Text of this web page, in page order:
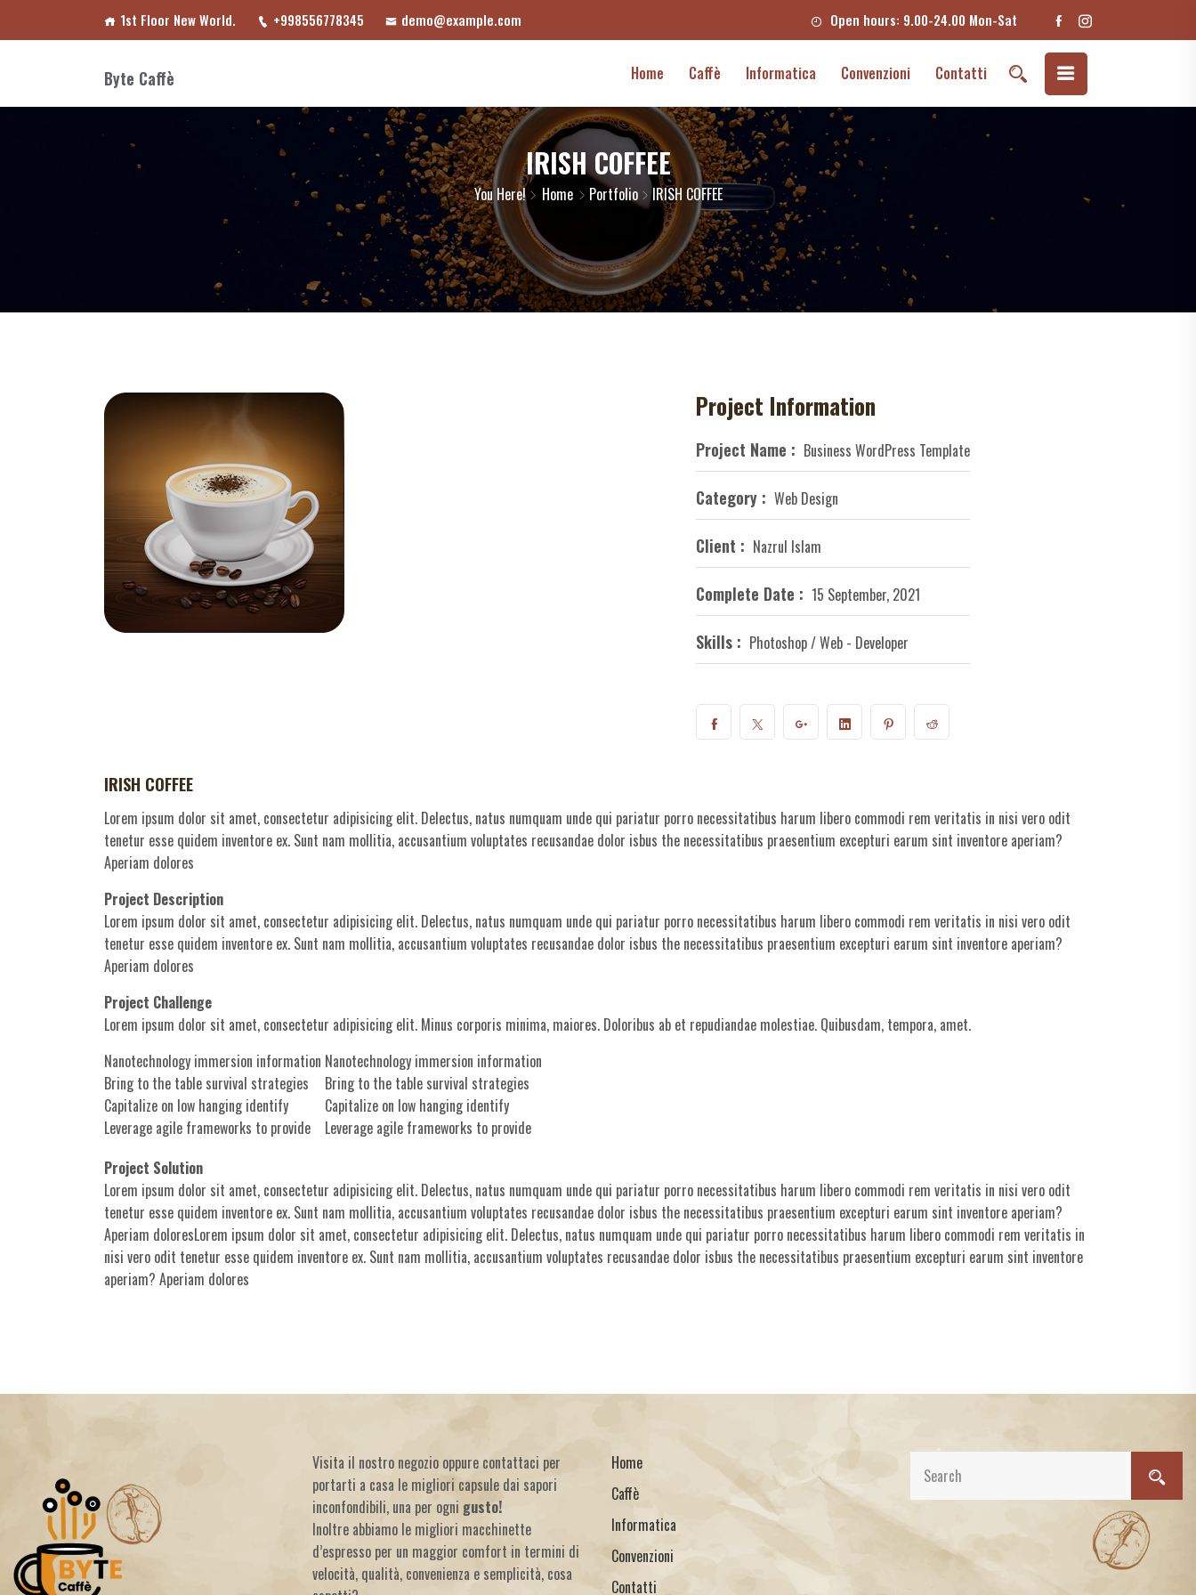
1st Floor New World. +998556778345 demo@example.com Open hours: 9.00-24.00 Mon-Sat
Byte Caffè Home Caffè Informatica Convenzioni Contatti
IRISH COFFEE
You Here! Home Portfolio IRISH COFFEE
Project Information
Project Name : Business WordPress Template
Category : Web Design
Client : Nazrul Islam
Complete Date : 15 September, 2021
Skills : Photoshop / Web - Developer
IRISH COFFEE
Lorem ipsum dolor sit amet, consectetur adipisicing elit. Delectus, natus numquam unde qui pariatur porro necessitatibus harum libero commodi rem veritatis in nisi vero odit
tenetur esse quidem inventore ex. Sunt nam mollitia, accusantium voluptates recusandae dolor isbus the necessitatibus praesentium excepturi earum sint inventore aperiam?
Aperiam dolores
Project Description
Lorem ipsum dolor sit amet, consectetur adipisicing elit. Delectus, natus numquam unde qui pariatur porro necessitatibus harum libero commodi rem veritatis in nisi vero odit
tenetur esse quidem inventore ex. Sunt nam mollitia, accusantium voluptates recusandae dolor isbus the necessitatibus praesentium excepturi earum sint inventore aperiam?
Aperiam dolores
Project Challenge
Lorem ipsum dolor sit amet, consectetur adipisicing elit. Minus corporis minima, maiores. Doloribus ab et repudiandae molestiae. Quibusdam, tempora, amet.
Nanotechnology immersion information
Bring to the table survival strategies
Capitalize on low hanging identify
Leverage agile frameworks to provide
Nanotechnology immersion information
Bring to the table survival strategies
Capitalize on low hanging identify
Leverage agile frameworks to provide
Project Solution
Lorem ipsum dolor sit amet, consectetur adipisicing elit. Delectus, natus numquam unde qui pariatur porro necessitatibus harum libero commodi rem veritatis in nisi vero odit
tenetur esse quidem inventore ex. Sunt nam mollitia, accusantium voluptates recusandae dolor isbus the necessitatibus praesentium excepturi earum sint inventore aperiam?
Aperiam doloresLorem ipsum dolor sit amet, consectetur adipisicing elit. Delectus, natus numquam unde qui pariatur porro necessitatibus harum libero commodi rem veritatis in
nisi vero odit tenetur esse quidem inventore ex. Sunt nam mollitia, accusantium voluptates recusandae dolor isbus the necessitatibus praesentium excepturi earum sint inventore
aperiam? Aperiam dolores
Visita il nostro negozio oppure contattaci per
portarti a casa le migliori capsule dai sapori
inconfondibili, una per ogni gusto!
Inoltre abbiamo le migliori macchinette
d’espresso per un maggior comfort in termini di
velocità, qualità, convenienza e semplicità, cosa
Home
Caffè
Informatica
Convenzioni
Contatti